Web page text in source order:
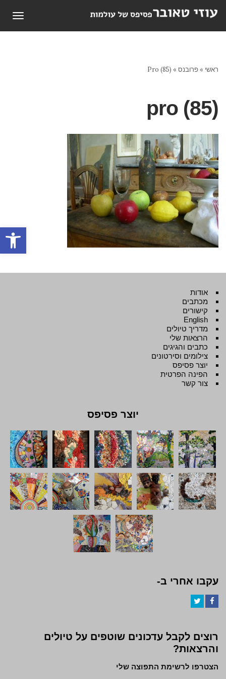
פתח
ראשי »פרובנס »
Pro (85)
pro (85)
אודות
מכתבים
קישורים
English
מדריך טיולים
הרצאות שלי
כתבים והגיגים
צילומים וסירטונים
יוצר פסיפס
הפינה הפרטית
צור קשר
יוצר פסיפס
עקבו אחרי ב-
רוצים לקבל עדכונים שוטפים על טיולים
והרצאות?
הצטרפו לרשימת התפוצה שלי